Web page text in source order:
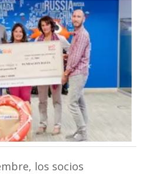
los socios